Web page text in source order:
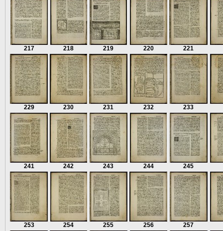
217 218 219 220 221
229 230 231 232 233
241 242 243 244 245
253 254 255 256 257